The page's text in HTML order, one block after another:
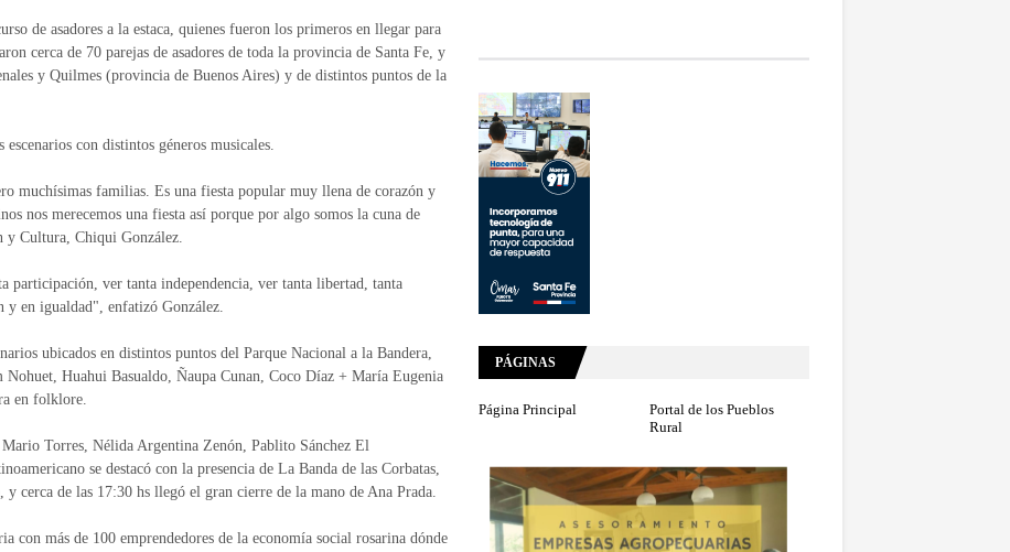
de asadores a la estaca, quienes fueron los primeros en llegar para
cerca de 70 parejas de asadores de toda la provincia de Santa Fe, y
y Quilmes (provincia de Buenos Aires) y de distintos puntos de la
con distintos géneros musicales.
muchísimas familias. Es una fiesta popular muy llena de corazón y
nos merecemos una fiesta así porque por algo somos la cuna de
y Cultura, Chiqui González.
participación, ver tanta independencia, ver tanta libertad, tanta
y en igualdad", enfatizó González.
ubicados en distintos puntos del Parque Nacional a la Bandera,
Huahui Basualdo, Ñaupa Cunan, Coco Díaz + María Eugenia
en folklore.
Torres, Nélida Argentina Zenón, Pablito Sánchez El
se destacó con la presencia de La Banda de las Corbatas,
cerca de las 17:30 hs llegó el gran cierre de la mano de Ana Prada.
con más de 100 emprendedores de la economía social rosarina dónde
PÁGINAS
Página Principal
Portal de los Pueblos
Rural